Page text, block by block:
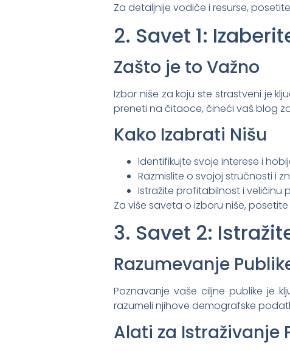
Za detaljnije vodiče i resurse, posetite
2. Savet 1:
Zašto je to Važno
Izbor niše za koju ste strastveni je
preneti na čitaoce, čineći vaš blog
Kako Izabrati Nišu
Identifikujte svoje interese i
Razmislite o svojoj stručnosti i
Istražite profitabilnost i veličinu
Za više saveta o izboru niše, posetite
3. Savet 2:
Razumevanje
Poznavanje vaše ciljne publike je
razumeli njihove demografske
Alati za Istraživanje